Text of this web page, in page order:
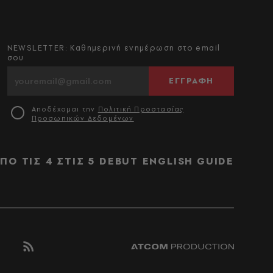
NEWSLETTER: Καθημερινή ενημέρωση στο email
σου
ΕΓΓΡΑΦΗ
Αποδέχομαι την Πολιτική Προστασίας
Προσωπικών Δεδομένων
ΤΙΣ 4 ΣΤΙΣ 5 DEBUT ENGLISH GUIDE